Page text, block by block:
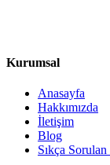
Kurumsal
Anasayfa
Hakkımızda
İletişim
Blog
Sıkça